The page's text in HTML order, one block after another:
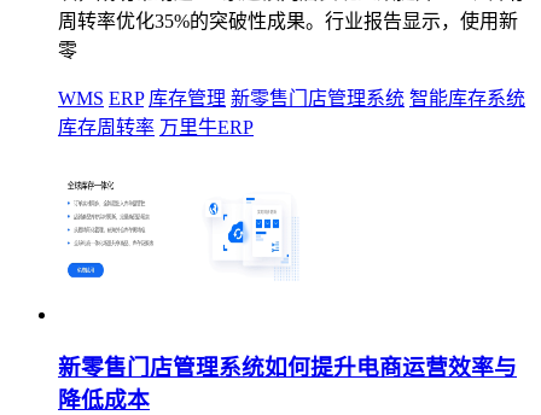
周转率优化35%的突破性成果。行业报告显示，使用新
零
WMS ERP 库存管理 新零售门店管理系统 智能库存系统
库存周转率 万里牛ERP
新零售门店管理系统如何提升电商运营效率与
降低成本